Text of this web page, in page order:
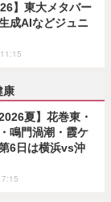
】東大メタバー
成AIなどジュニ
康
夏】花巻東・
鳴門渦潮・霞ケ
6日は横浜vs沖